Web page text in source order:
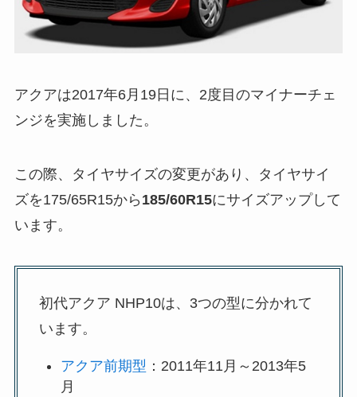
アクアは2017年6月19日に、2度目のマイナーチェ
ンジを実施しました。
この際、タイヤサイズの変更があり、タイヤサイ
ズを175/65R15から 185/60R15にサイズアップして
います。
初代アクア NHP10は、3つの型に分かれて
います。
アクア前期型 ：2011年11月～2013年5
月